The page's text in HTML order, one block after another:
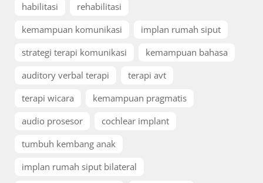
habilitasi
rehabilitasi
kemampuan komunikasi
implan rumah siput
strategi terapi komunikasi
kemampuan bahasa
auditory verbal terapi
terapi avt
terapi wicara
kemampuan pragmatis
audio prosesor
cochlear implant
tumbuh kembang anak
implan rumah siput bilateral